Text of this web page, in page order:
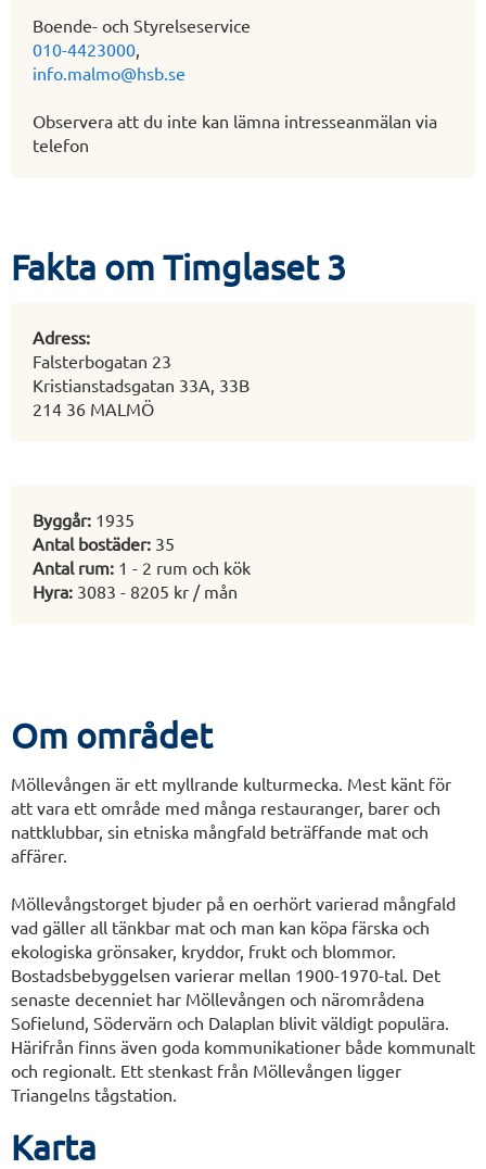
Boende- och Styrelseservice
010-4423000
info.malmo@hsb.se
Observera att du inte kan lämna intresseanmälan via
telefon
Fakta om Timglaset 3
Adress:
Falsterbogatan 23
Kristianstadsgatan 33A, 33B
214 36 MALMÖ
Byggår: 1935
Antal bostäder: 35
Antal rum: 1 - 2 rum och kök
Hyra: 3083 - 8205 kr / mån
Om området
Möllevången är ett myllrande kulturmecka. Mest känt för
att vara ett område med många restauranger, barer och
nattklubbar, sin etniska mångfald beträffande mat och
affärer.
Möllevångstorget bjuder på en oerhört varierad mångfald
vad gäller all tänkbar mat och man kan köpa färska och
ekologiska grönsaker, kryddor, frukt och blommor.
Bostadsbebyggelsen varierar mellan 1900-1970-tal. Det
senaste decenniet har Möllevången och närområdena
Sofielund, Södervärn och Dalaplan blivit väldigt populära.
Härifrån finns även goda kommunikationer både kommunalt
och regionalt. Ett stenkast från Möllevången ligger
Triangelns tågstation.
Karta